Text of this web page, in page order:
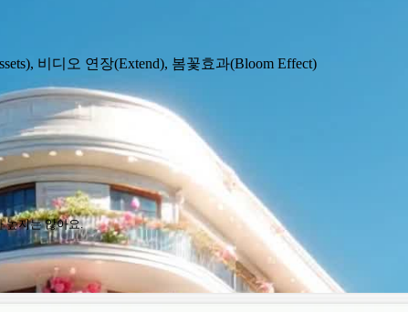
비디오 연장(Extend), 봄꽃효과(Bloom Effect)
높지는 않아요.